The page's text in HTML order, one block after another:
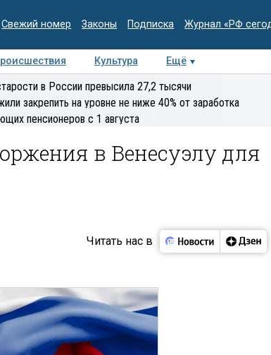
Свежий номер Законы Подписка Журнал «РФ
Культура Ещё
Интервью Колумнисты
экспертиза
в России превысила 27,2 тысячи
закрепить на уровне не ниже 40% от заработка
пенсионеров с 1 августа
в Венесуэлу для
Читать нас в